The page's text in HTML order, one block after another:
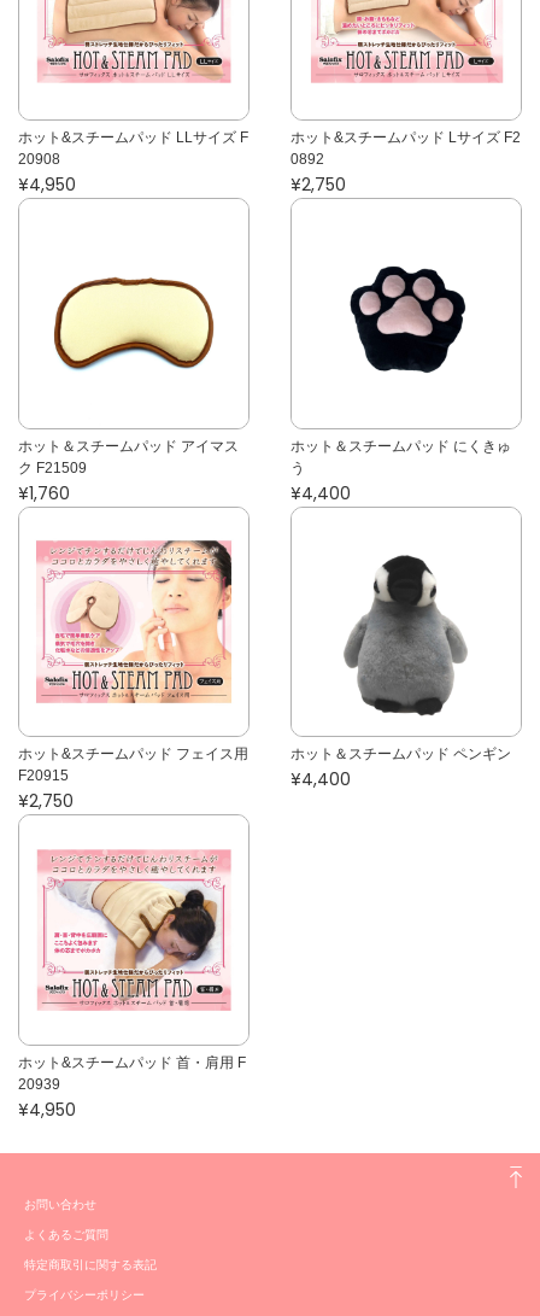
ホット&スチームパッド LLサイズ F
20908
¥4,950
ホット&スチームパッド Lサイズ F2
0892
¥2,750
ホット＆スチームパッド アイマス
ク F21509
¥1,760
ホット＆スチームパッド にくきゅ
う
¥4,400
ホット&スチームパッド フェイス用
F20915
¥2,750
ホット＆スチームパッド ペンギン
¥4,400
ホット&スチームパッド 首・肩用 F
20939
¥4,950
お問い合わせ
よくあるご質問
特定商取引に関する表記
プライバシーポリシー